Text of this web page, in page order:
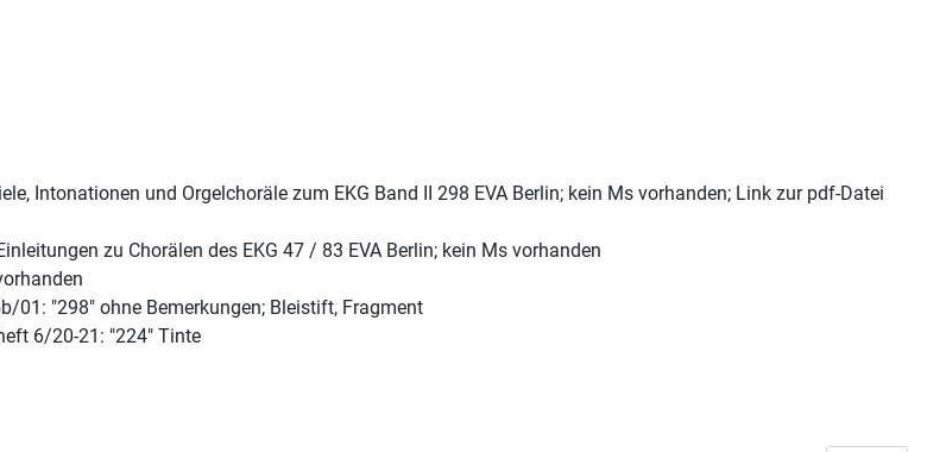
Intonationen und Orgelchoräle zum EKG Band II 298 EVA Berlin; kein Ms vorhanden; Link zur pdf-Datei
zu Chorälen des EKG 47 / 83 EVA Berlin; kein Ms vorhanden
01: "298" ohne Bemerkungen; Bleistift, Fragment
6/20-21: "224" Tinte